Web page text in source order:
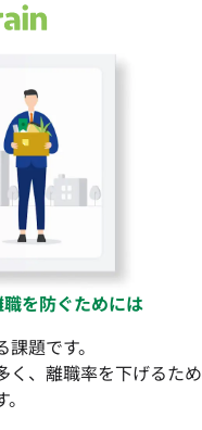
を防ぐためには
題です。
く、離職率を下げるため